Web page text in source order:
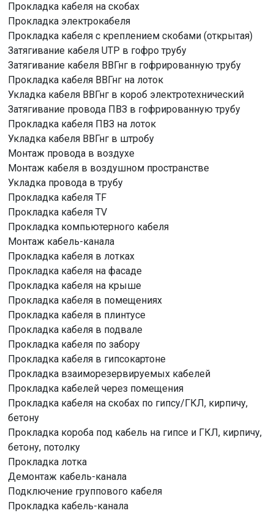
Прокладка кабеля на скобах
Прокладка электрокабеля
Прокладка кабеля с креплением скобами (открытая)
Затягивание кабеля UTP в гофро трубу
Затягивание кабеля ВВГнг в гофрированную трубу
Прокладка кабеля ВВГнг на лоток
Укладка кабеля ВВГнг в короб электротехнический
Затягивание провода ПВЗ в гофрированную трубу
Прокладка кабеля ПВЗ на лоток
Укладка кабеля ВВГнг в штробу
Монтаж провода в воздухе
Монтаж кабеля в воздушном пространстве
Укладка провода в трубу
Прокладка кабеля TF
Прокладка кабеля TV
Прокладка компьютерного кабеля
Монтаж кабель-канала
Прокладка кабеля в лотках
Прокладка кабеля на фасаде
Прокладка кабеля на крыше
Прокладка кабеля в помещениях
Прокладка кабеля в плинтусе
Прокладка кабеля в подвале
Прокладка кабеля по забору
Прокладка кабеля в гипсокартоне
Прокладка взаиморезервируемых кабелей
Прокладка кабелей через помещения
Прокладка кабеля на скобах по гипсу/ГКЛ, кирпичу,
бетону
Прокладка короба под кабель на гипсе и ГКЛ, кирпичу,
бетону, потолку
Прокладка лотка
Демонтаж кабель-канала
Подключение группового кабеля
Прокладка кабель-канала